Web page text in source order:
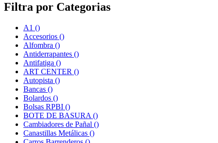
Filtra por Categorias
A1 ()
Accesorios ()
Alfombra ()
Antiderrapantes ()
Antifatiga ()
ART CENTER ()
Autopista ()
Bancas ()
Bolardos ()
Bolsas RPBI ()
BOTE DE BASURA ()
Cambiadores de Pañal ()
Canastillas Metálicas ()